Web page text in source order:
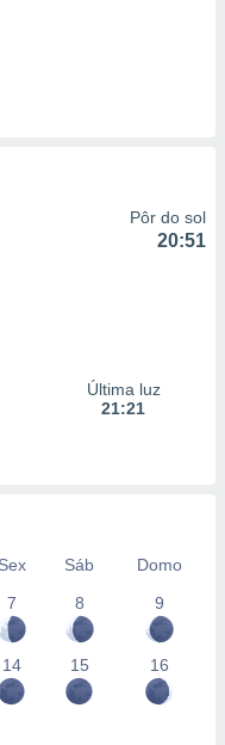
Pôr do sol
20:51
Última luz
21:21
Sex Sáb
Domo
7
8 9
14 15 16